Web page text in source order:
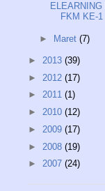
FKM KE-1
► Maret (7)
► 2013 (39)
► 2012 (17)
► 2011 (1)
► 2010 (12)
► 2009 (17)
► 2008 (19)
► 2007 (24)